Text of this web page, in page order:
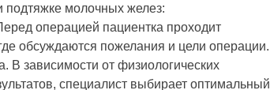
молочных желез:
операцией пациентка проходит
обсуждаются пожелания и цели операции.
зависимости от физиологических
специалист выбирает оптимальный